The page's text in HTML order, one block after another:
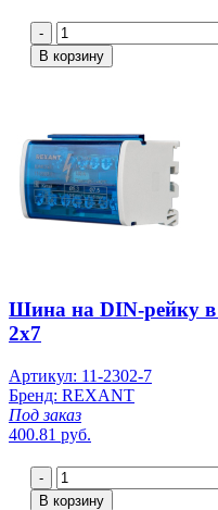
-
В корзину
Шина на DIN-рейку в
2х7
Артикул: 11-2302-7
Бренд: REXANT
Под заказ
400.81 руб.
-
В корзину